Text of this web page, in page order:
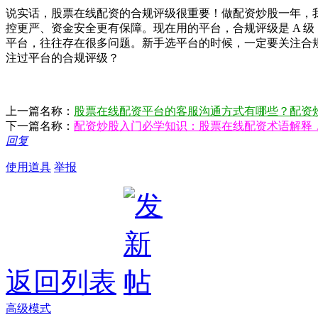
说实话，股票在线配资的合规评级很重要！做配资炒股一年
控更严、资金安全更有保障。现在用的平台，合规评级是 A
平台，往往存在很多问题。新手选平台的时候，一定要关注
注过平台的合规评级？
上一篇名称： 股票在线配资平台的客服沟通方式有哪些？配资
下一篇名称： 配资炒股入门必学知识：股票在线配资术语解释
回复
使用道具 举报
返回列表
高级模式